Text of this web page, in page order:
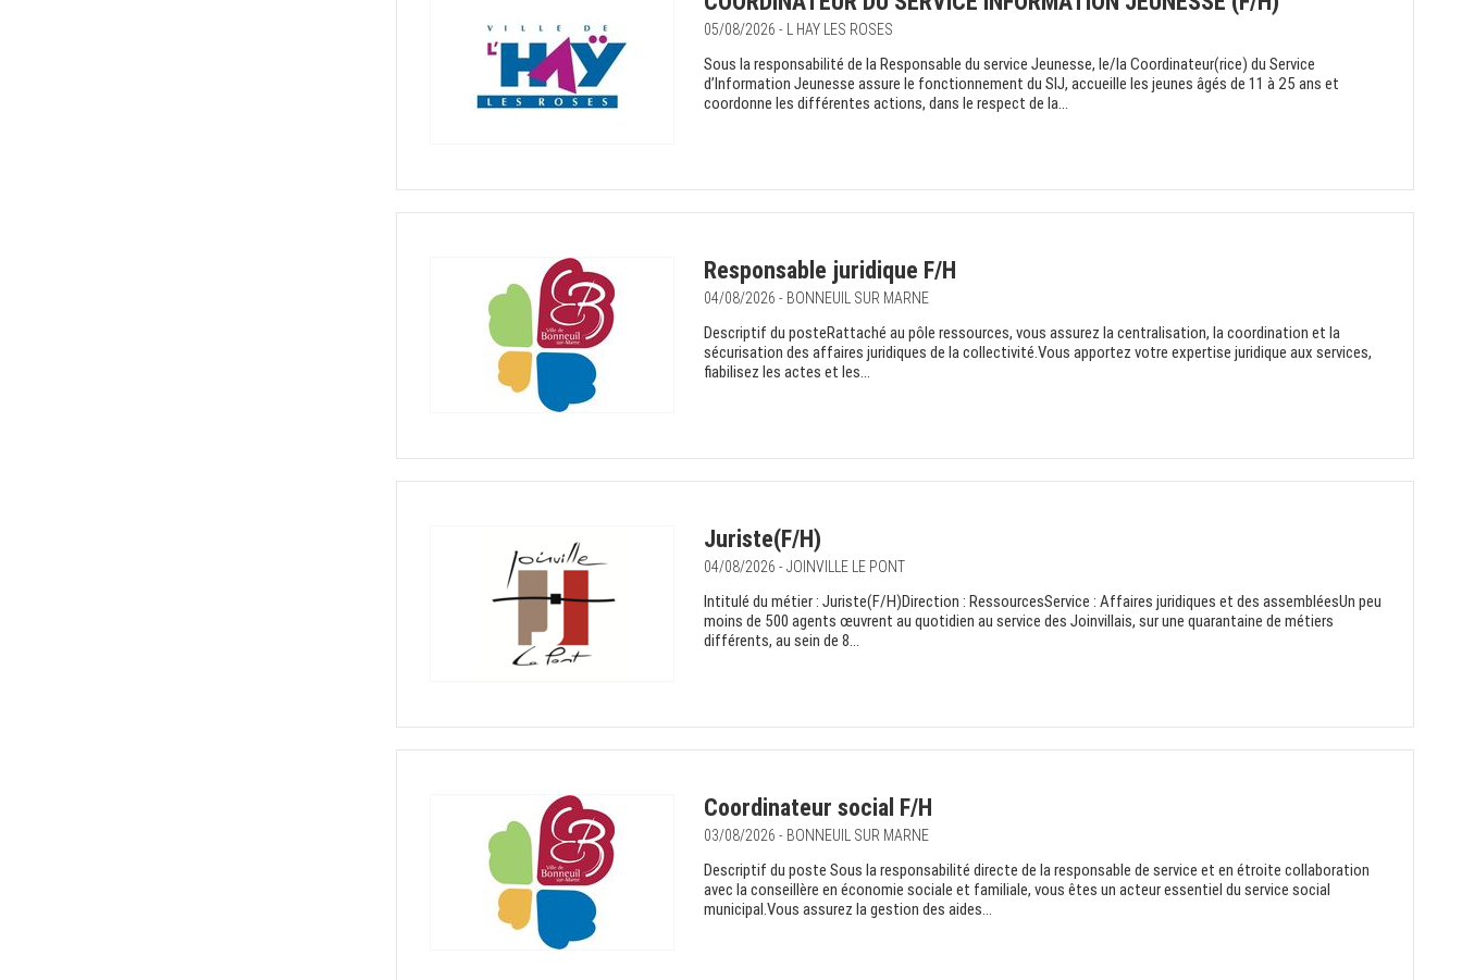
05/08/2026 - L HAY LES ROSES
Sous la responsabilité de la Responsable du service Jeunesse, le/la Coordinateur(rice) du Service
d’Information Jeunesse assure le fonctionnement du SIJ, accueille les jeunes âgés de 11 à 25 ans et
coordonne les différentes actions, dans le respect de la...
Responsable juridique F/H
04/08/2026 - BONNEUIL SUR MARNE
Descriptif du posteRattaché au pôle ressources, vous assurez la centralisation, la coordination et la
sécurisation des affaires juridiques de la collectivité.Vous apportez votre expertise juridique aux services,
fiabilisez les actes et les...
Juriste(F/H)
04/08/2026 - JOINVILLE LE PONT
Intitulé du métier : Juriste(F/H)Direction : RessourcesService : Affaires juridiques et des assembléesUn peu
moins de 500 agents œuvrent au quotidien au service des Joinvillais, sur une quarantaine de métiers
différents, au sein de 8...
Coordinateur social F/H
03/08/2026 - BONNEUIL SUR MARNE
Descriptif du poste Sous la responsabilité directe de la responsable de service et en étroite collaboration
avec la conseillère en économie sociale et familiale, vous êtes un acteur essentiel du service social
municipal.Vous assurez la gestion des aides...